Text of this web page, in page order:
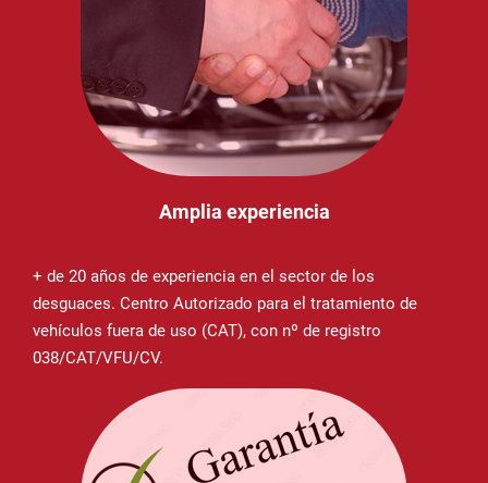
Amplia experiencia
+ de 20 años de experiencia en el sector de los
desguaces. Centro Autorizado para el tratamiento de
vehículos fuera de uso (CAT), con nº de registro
038/CAT/VFU/CV.